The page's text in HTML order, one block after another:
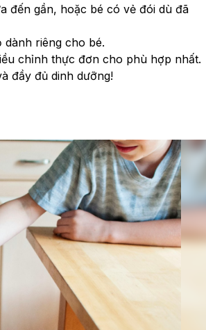
đến gần, hoặc bé có vẻ đói dù đã
riêng cho bé.
chỉnh thực đơn cho phù hợp nhất.
đầy đủ dinh dưỡng!